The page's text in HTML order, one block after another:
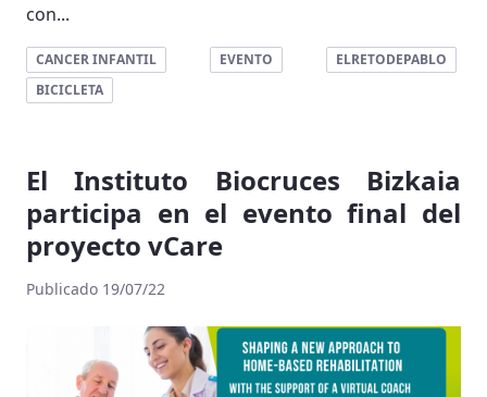
con...
CANCER INFANTIL EVENTO
ELRETODEPABLO
BICICLETA
El Instituto Biocruces Bizkaia
participa en el evento final del
proyecto vCare
Publicado 19/07/22